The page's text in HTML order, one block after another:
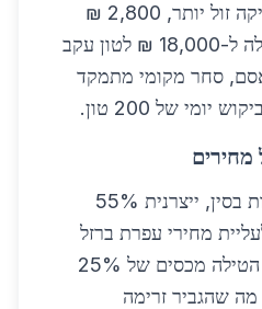
באיכות S500. ברזל יציקה זול יותר, 2,800 ₪
לטון, בעוד אלומיניום עלה ל-18,000 ₪ לטון עקב
סחר מקומי מתמקד
של 200 טון.
מחירים
גורמים גלובליים: מתיחות בסין, ייצרנית 55%
מחירי עפרת ברזל
ל-150 ₪ לטון. ארה"ב הטילה מכסים של 25%
מה שהגביר זרימה